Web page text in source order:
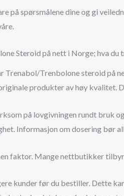
på spørsmålene dine og gi
Steroid på nett i Norge; hva du
Trenabol/Trenbolone steroid på
produkter av høy kvalitet.
på lovgivningen rundt bruk
Informasjon om dosering bør
faktor. Mange nettbutikker
kunder før du bestiller. Dette